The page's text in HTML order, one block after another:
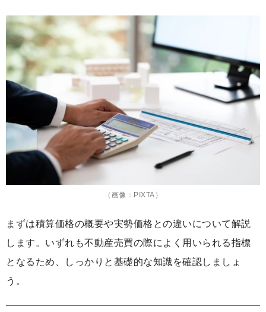
（画像：PIXTA）
まずは積算価格の概要や実勢価格との違いについて解説
します。いずれも不動産売買の際によく用いられる指標
となるため、しっかりと基礎的な知識を確認しましょ
う。